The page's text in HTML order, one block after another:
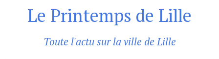
Le Printemps de Lille
Toute l'actu sur la ville de Lille